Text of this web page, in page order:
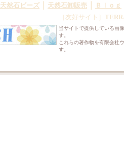
天然石ビーズ｜ 天然石卸販売 Ｂｌｏｇ
［友好サイト］
当サイトで提供している画
す。
これらの著作物を有限会社
す。